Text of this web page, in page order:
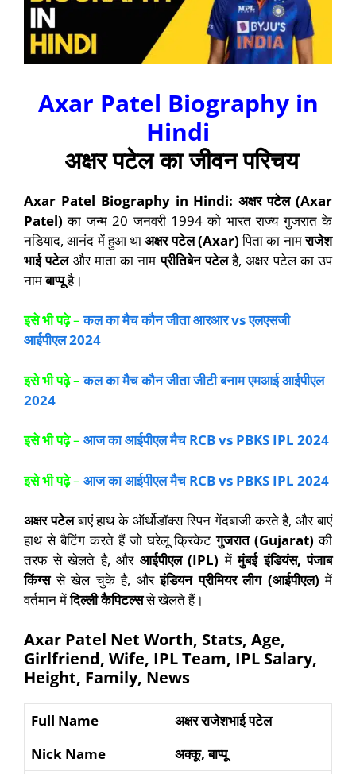
Axar Patel Biography in
Hindi
अक्षर पटेल का जीवन परिचय
Axar Patel Biography in Hindi: अक्षर पटेल (Axar
Patel)का जन्म 20 जनवरी 1994 को भारत राज्य गुजरात के
नडियाद, आनंद में हुआ थाअक्षर पटेल (Axar)पिता का नामराजेश
भाई पटेलऔर माता का नामप्रीतिबेन पटेलहै, अक्षर पटेल का उप
नामबाप्पूहै।
इसे भी पढ़े– कल का मैच कौन जीता आरआरvsएलएसजी
आईपीएल2024
इसे भी पढ़े– कल का मैच कौन जीता जीटी बनाम एमआई आईपीएल
2024
इसे भी पढ़े– आज का आईपीएल मैच RCB vs PBKS IPL 2024
इसे भी पढ़े– आज का आईपीएल मैच RCB vs PBKS IPL 2024
अक्षर पटेलबाएं हाथ के ऑर्थोडॉक्स स्पिन गेंदबाजी करते है, और बाएं
हाथ से बैटिंग करते हैं जो घरेलू क्रिकेटगुजरात (Gujarat) की
तरफ से खेलते है, और आईपीएल (IPL) मेंमुंबई इंडियंस, पंजाब
किंग्ससे खेल चुके है, औरइंडियन प्रीमियर लीग (आईपीएल) में
वर्तमान मेंदिल्ली कैपिटल्ससे खेलते हैं।
Axar Patel Net Worth, Stats, Age,
Girlfriend, Wife, IPL Team, IPL Salary,
Height, Family, News
Full Name
अक्षर राजेशभाई पटेल
Nick Name
अक्कू,बाप्पू